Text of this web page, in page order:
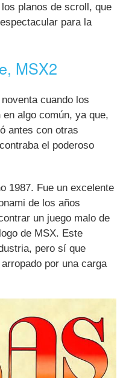
planos de scroll, que
para la
MSX2
cuando los
algo común, ya que,
antes con otras
el poderoso
1987. Fue un excelente
de los años
un juego malo de
de MSX. Este
pero sí que
por una carga